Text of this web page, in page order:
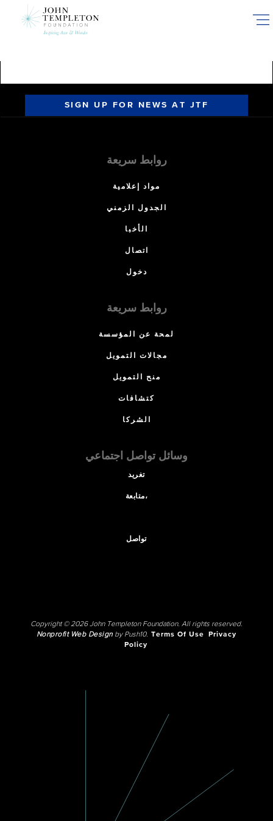
SIGN UP FOR NEWS AT JTF
روابط سريعة
مواد إعلامية
الجدول الزمني
الأخبا
اتصال
دخول
روابط سريعة
لمحة عن المؤسسة
مجالات التمويل
منح التمويل
كتشافات
الشركا
وسائل تواصل اجتماعي
تغريد
متابعة،
تواصل
Copyright © 2026 John Templeton Foundation. All rights reserved.
Nonprofit Web Designby Push10. Terms Of Use
Privacy
Policy